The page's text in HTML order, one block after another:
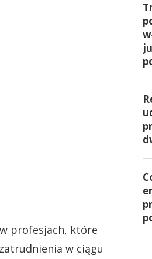
profesjach, które
w ciągu